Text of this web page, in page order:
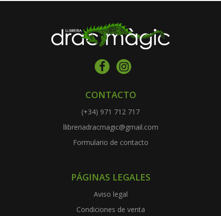
CONTACTO
(+34) 971 712 717
llibreriadracmagic@gmail.com
Formulario de contacto
PÁGINAS LEGALES
Aviso legal
Condiciones de venta